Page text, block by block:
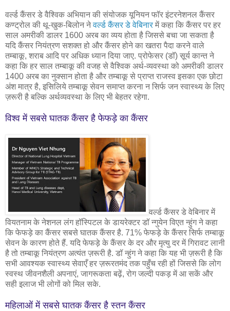
वर्ल्ड कैंसर डे वैश्विक अभियान की संयोजक यूनियन फॉर इंटरनेशनल कैंसर
कण्ट्रोल की थू-खुक-बिलोन नेवर्ल्ड कैंसर डे वेबिनार में कहा कि कैंसर पर हर
साल अमरीकी डालर 1600 अरब का व्यय होता है जिससे बचा जा सकता है
यदि कैंसर नियंत्रण सशक्त हो और कैंसर होने का खतरा पैदा करने वाले
तम्बाकू, शराब आदि पर अधिक ध्यान दिया जाए. प्रोफेसर (डॉ) सूर्य कान्त ने
कहा कि हर साल तम्बाकू की वजह से वैश्विक अर्थ-व्यवस्था को अमरीकी डालर
1400 अरब का नुक्सान होता है और तम्बाकू से प्राप्त राजस्व इसका एक छोटा
अंश मात्र है, इसिलिये तम्बाकू सेवन समाप्त करना न सिर्फ जन स्वास्थ्य के लिए
ज़रूरी है बल्कि अर्थव्यवस्था के लिए भी बेहतर रहेगा.
विश्व में सबसे घातक कैंसर है फेफड़े का कैंसर
वर्ल्ड कैंसर डे वेबिनार में
वियतनाम के नेशनल लंग हॉस्पिटल के डायरेक्टर डॉ न्गुयेन विएत न्हुंग ने कहा
कि फेफड़े का कैंसर सबसे घातक कैंसर है. 71% फेफड़े के कैंसर सिर्फ तम्बाकू
सेवन के कारण होते हैं. यदि फेफड़े के कैंसर के दर और मृत्यु दर में गिरावट लानी
है तो तम्बाकू नियंत्रण अत्यंत ज़रूरी है. डॉ न्हुंग ने कहा कि यह भी ज़रूरी है कि
सभी आवश्यक स्वास्थ्य सेवाएँ हर ज़रूरतमंद तक पहुँच रही हों जिससे कि लोग
स्वस्थ जीवनशैली अपनाएं, जागरूकता बढ़ें, रोग जल्दी पकड़ में आ सकें और
सही इलाज भी लोगों को मिल सके.
महिलाओं में सबसे घातक कैंसर है स्तन कैंसर